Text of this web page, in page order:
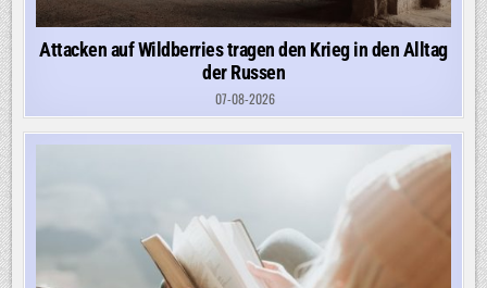
Attacken auf Wildberries tragen den Krieg in den Alltag
der Russen
07-08-2026